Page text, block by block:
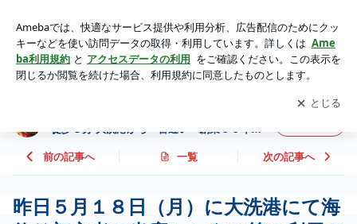
茨城県大洗町の釣具 金丸釣具店 大洗港から徒歩３分 大洗港
から一番近い 創業５０年 日本一を目指す！ ブログ
アプリをダウンロードして ブログの更新通知
を受け取りまし
ょう。
開く
徒歩３分 大洗港から一番近い 創業５０年
前の記事へ 一覧 次の記事へ
昨日５月１８日（月）に大洗港にて海